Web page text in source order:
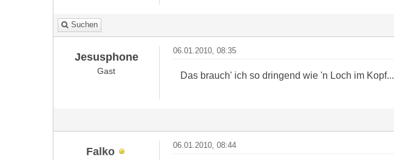
Suchen
Jesusphone
Gast
06.01.2010, 08:35
Das brauch' ich so dringend wie 'n Loch im Kopf...
Falko 06.01.2010, 08:44